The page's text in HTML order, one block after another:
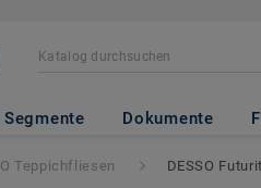
Segmente Dokumente
Teppichfliesen DESSO